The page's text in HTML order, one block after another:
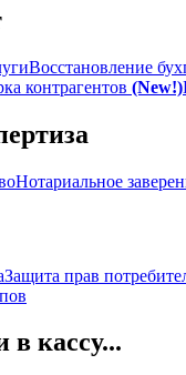
Восстановление
контрагентов (New!)
Нотариальное
Защита прав
в кассу...